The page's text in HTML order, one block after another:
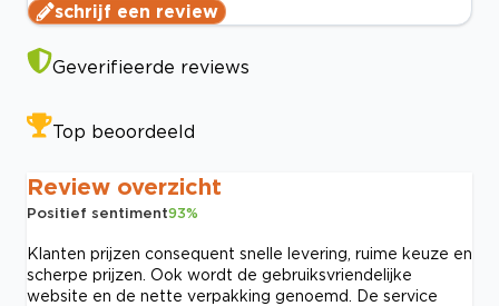
schrijf een review
Geverifieerde reviews
Top beoordeeld
Review overzicht
Positief sentiment93%
Klanten prijzen consequent snelle levering, ruime keuze en
scherpe prijzen. Ook wordt de gebruiksvriendelijke
website en de nette verpakking genoemd. De service